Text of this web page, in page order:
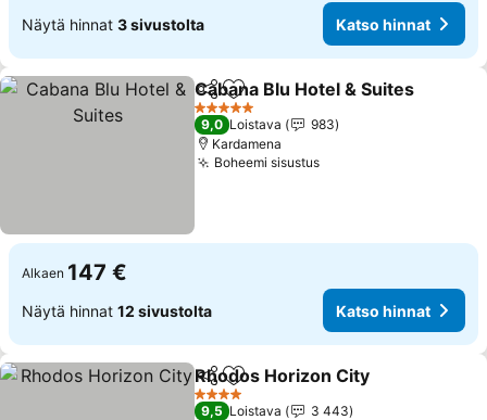
Näytä hinnat 3 sivustolta Katso hinnat
Jaa Lisää suosikkeihin
Cabana Blu Hotel & Suites
5 Tähtiluokitus
9,0 Loistava
983
Kardamena
Boheemi sisustus
Alkaen 147 €
Näytä hinnat 12 sivustolta Katso hinnat
Jaa Lisää suosikkeihin
Rhodos Horizon City
4 Tähtiluokitus
9,5 Loistava
3 443